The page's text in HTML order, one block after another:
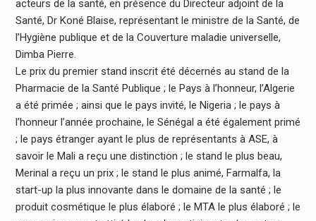
acteurs de la santé, en présence du Directeur adjoint de la
Santé, Dr Koné Blaise, représentant le ministre de la Santé, de
l’Hygiène publique et de la Couverture maladie universelle,
Dimba Pierre.
Le prix du premier stand inscrit été décernés au stand de la
Pharmacie de la Santé Publique ; le Pays à l’honneur, l’Algerie
a été primée ; ainsi que le pays invité, le Nigeria ; le pays à
l’honneur l’année prochaine, le Sénégal a été également primé
; le pays étranger ayant le plus de représentants à ASE, à
savoir le Mali a reçu une distinction ; le stand le plus beau,
Merinal a reçu un prix ; le stand le plus animé, Farmalfa, la
start-up la plus innovante dans le domaine de la santé ; le
produit cosmétique le plus élaboré ; le MTA le plus élaboré ; le